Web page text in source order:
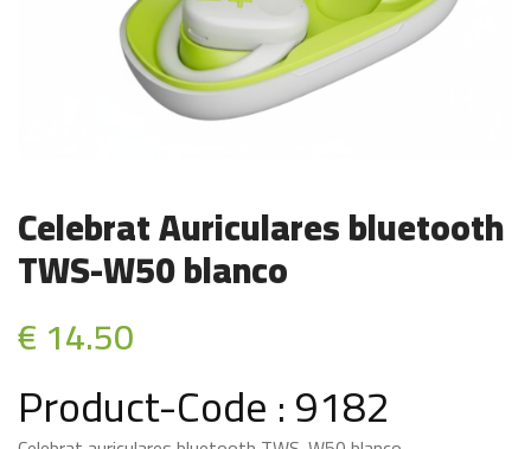
Celebrat Auriculares bluetooth
TWS-W50 blanco
€ 14.50
Product-Code : 9182